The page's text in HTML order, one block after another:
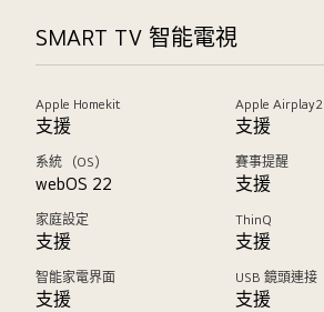
SMART TV 智能電視
Apple Homekit
支援
Apple Airplay2
支援
系統 （OS）
webOS 22
賽事提醒
支援
家庭設定
支援
ThinQ
支援
智能家電界面
支援
USB 鏡頭連接
支援